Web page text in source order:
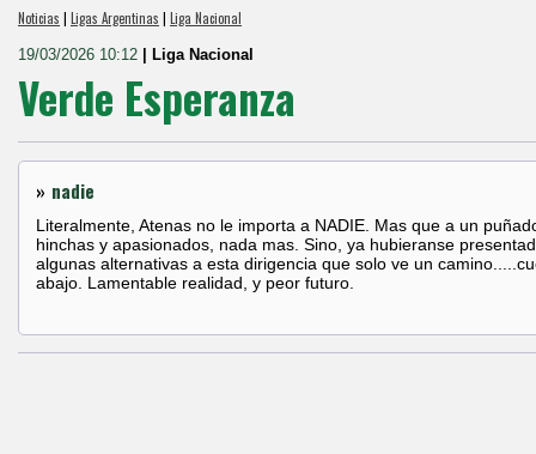
Noticias | Ligas Argentinas | Liga Nacional
19/03/2026 10:12 | Liga Nacional
Verde Esperanza
» nadie
Literalmente, Atenas no le importa a NADIE. Mas que a un
hinchas y apasionados, nada mas. Sino, ya hubieranse
algunas alternativas a esta dirigencia que solo ve un
abajo. Lamentable realidad, y peor futuro.